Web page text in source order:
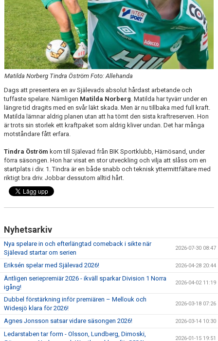
DIVISION 1 NORRA 2026
BILDGALLERI
HISTORIK
DOKUMENT
Matilda Norberg Tindra Öström Foto: Allehanda
Dags att presentera en av Själevads absolut hårdast arbetande och
tuffaste spelare. Nämligen Matilda Norberg. Matilda har tyvärr under en
längre tid dragits med en svår läkt skada. Men är nu tillbaka med full kraft.
Matilda lämnar aldrig planen utan att ha tömt den sista kraftreserven. Hon
är trots sin storlek ett kraftpaket som aldrig kliver undan. Det har många
motståndare fått erfara.
Tindra Öström kom till Själevad från BIK Sportklubb, Härnösand, under
förra säsongen. Hon har visat en stor utveckling och vilja att slåss om en
startplats i div. 1. Tindra är en både snabb och teknisk yttermittfältare med
riktigt bra driv. Jobbar dessutom alltid hårt.
Nyhetsarkiv
Nya spelare in och efterlängtad comeback i sikte när
Själevad startar om serien
2026-07-30 08:47
Eriksén spelar med Själevad 2026! 2026-04-28 20:44
Äntligen seriepremiär 2026 - ikväll sparkar Division 1 Norra
igång!
2026-04-02 11:19
Dubbel förstärkning inför premiären – Mellouk och
Widesjö klara för 2026!
2026-03-18 07:26
Agnes Jonsson satsar vidare säsongen 2026! 2026-03-14 10:30
Ledarstaben tar form - Olsson, Lundberg, Dimoski,
2026-01-15 19:51